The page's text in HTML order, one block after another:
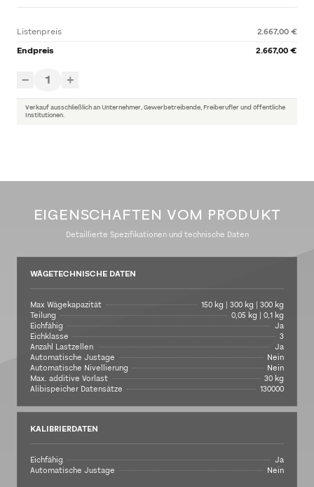
Listenpreis
2.667,00 €
Endpreis
2.667,00 €
− 1 +
Verkauf ausschließlich an Unternehmer, Gewerbetreibende, Freiberufler und öffentliche
Institutionen.
EIGENSCHAFTEN VOM PRODUKT
Detaillierte Spezifikationen und technische Daten
WÄGETECHNISCHE DATEN
Max Wägekapazität
150 kg | 300 kg | 300 kg
Teilung
0,05 kg | 0,1 kg
Eichfähig
Ja
Eichklasse
3
Anzahl Lastzellen
Ja
Automatische Justage
Nein
Automatische Nivellierung
Nein
Max. additive Vorlast
30 kg
Alibispeicher Datensätze
130000
KALIBRIERDATEN
Eichfähig
Ja
Automatische Justage
Nein